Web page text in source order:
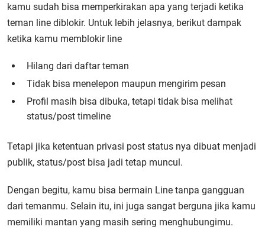
kamu sudah bisa memperkirakan apa yang terjadi ketika
teman line diblokir. Untuk lebih jelasnya, berikut dampak
ketika kamu memblokir line
Hilang dari daftar teman
Tidak bisa menelepon maupun mengirim pesan
Profil masih bisa dibuka, tetapi tidak bisa melihat
status/post timeline
Tetapi jika ketentuan privasi post status nya dibuat menjadi
publik, status/post bisa jadi tetap muncul.
Dengan begitu, kamu bisa bermain Line tanpa gangguan
dari temanmu. Selain itu, ini juga sangat berguna jika kamu
memiliki mantan yang masih sering menghubungimu.